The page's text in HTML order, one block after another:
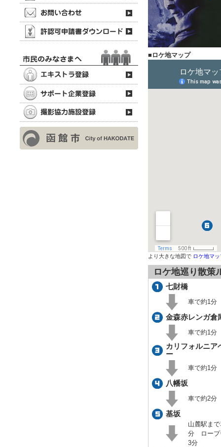
■ロケ地マップ
より大きな地図で ロケ地マ
ロケ地巡り散策
七財橋
車で約1分
金森赤レンガ倉
車で約1分
カリフォルニア
ー
車で約1分
八幡坂
車で約2分
基坂
山麓駅ま
分 ロープ
3分